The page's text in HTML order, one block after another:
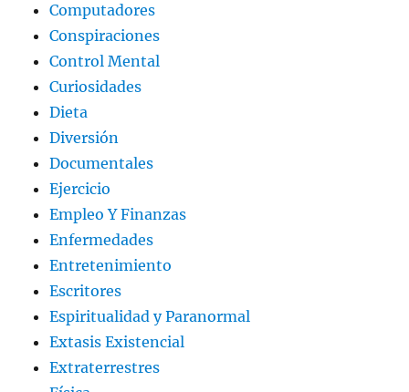
Computadores
Conspiraciones
Control Mental
Curiosidades
Dieta
Diversión
Documentales
Ejercicio
Empleo Y Finanzas
Enfermedades
Entretenimiento
Escritores
Espiritualidad y Paranormal
Extasis Existencial
Extraterrestres